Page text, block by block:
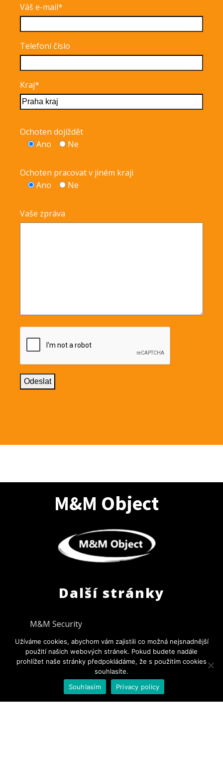
Váš e-mail*
Telefoní číslo
Kraj*
Ochoten dojíždět
Ano
Ne
Ochoten pracovat v jiném kraji
Ano
Ne
Vaše zpráva
M&M Object
Další stránky
M&M Security
Najdete nás na:
Užíváme cookies, abychom vám zajistili co možná nejsnadnější
použití našich webových stránek. Pokud budete nadále
prohlížet naše stránky předpokládáme, že s použitím cookies
souhlasíte.
Souhlasím
Privacy policy